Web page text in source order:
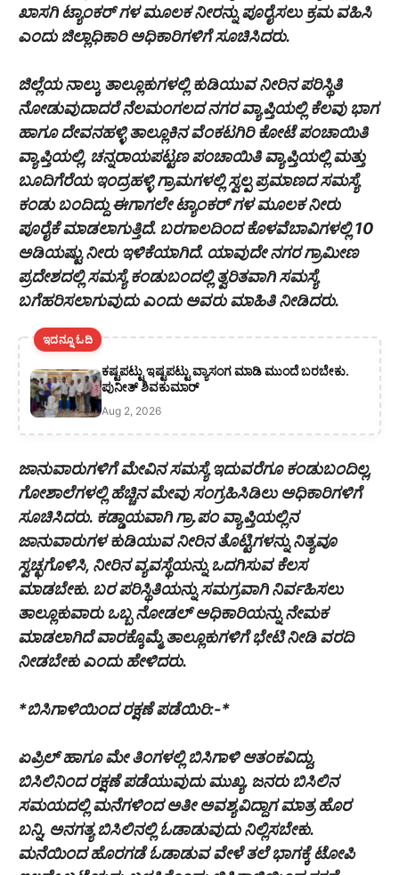
ಖಾಸಗಿ ಟ್ಯಾಂಕರ್ ಗಳ ಮೂಲಕ ನೀರನ್ನು ಪೂರೈಸಲು ಕ್ರಮ ವಹಿಸಿ
ಎಂದು ಜಿಲ್ಲಾಧಿಕಾರಿ ಅಧಿಕಾರಿಗಳಿಗೆ ಸೂಚಿಸಿದರು.
ಜಿಲ್ಲೆಯ ನಾಲ್ಕು ತಾಲ್ಲೂಕುಗಳಲ್ಲಿ ಕುಡಿಯುವ ನೀರಿನ ಪರಿಸ್ಥಿತಿ
ನೋಡುವುದಾದರೆ ನೆಲಮಂಗಲದ ನಗರ ವ್ಯಾಪ್ತಿಯಲ್ಲಿ ಕೆಲವು ಭಾಗ
ಹಾಗೂ ದೇವನಹಳ್ಳಿ ತಾಲ್ಲೂಕಿನ ವೆಂಕಟಗಿರಿ ಕೋಟೆ ಪಂಚಾಯಿತಿ
ವ್ಯಾಪ್ತಿಯಲ್ಲಿ, ಚನ್ನರಾಯಪಟ್ಟಣ ಪಂಚಾಯಿತಿ ವ್ಯಾಪ್ತಿಯಲ್ಲಿ ಮತ್ತು
ಬೂದಿಗೆರೆಯ ಇಂದ್ರಹಳ್ಳಿ ಗ್ರಾಮಗಳಲ್ಲಿ ಸ್ವಲ್ಪ ಪ್ರಮಾಣದ ಸಮಸ್ಯೆ
ಕಂಡು ಬಂದಿದ್ದು ಈಗಾಗಲೇ ಟ್ಯಾಂಕರ್ ಗಳ ಮೂಲಕ ನೀರು
ಪೂರೈಕೆ ಮಾಡಲಾಗುತ್ತಿದೆ. ಬರಗಾಲದಿಂದ ಕೊಳವೆಬಾವಿಗಳಲ್ಲಿ 10
ಅಡಿಯಷ್ಟು ನೀರು ಇಳಿಕೆಯಾಗಿದೆ. ಯಾವುದೇ ನಗರ ಗ್ರಾಮೀಣ
ಪ್ರದೇಶದಲ್ಲಿ ಸಮಸ್ಯೆ ಕಂಡುಬಂದಲ್ಲಿ ತ್ವರಿತವಾಗಿ ಸಮಸ್ಯೆ
ಬಗೆಹರಿಸಲಾಗುವುದು ಎಂದು ಅವರು ಮಾಹಿತಿ ನೀಡಿದರು.
ಇದನ್ನೂ ಓದಿ
ಕಷ್ಟಪಟ್ಟು ಇಷ್ಟಪಟ್ಟು ವ್ಯಾಸಂಗ ಮಾಡಿ ಮುಂದೆ ಬರಬೇಕು.
ಪುನೀತ್ ಶಿವಕುಮಾರ್
Aug 2, 2026
ಜಾನುವಾರುಗಳಿಗೆ ಮೇವಿನ ಸಮಸ್ಯೆ ಇದುವರೆಗೂ ಕಂಡುಬಂದಿಲ್ಲ,
ಗೋಶಾಲೆಗಳಲ್ಲಿ ಹೆಚ್ಚಿನ ಮೇವು ಸಂಗ್ರಹಿಸಿಡಿಲು ಅಧಿಕಾರಿಗಳಿಗೆ
ಸೂಚಿಸಿದರು. ಕಡ್ಡಾಯವಾಗಿ ಗ್ರಾ.ಪಂ ವ್ಯಾಪ್ತಿಯಲ್ಲಿನ
ಜಾನುವಾರುಗಳ ಕುಡಿಯುವ ನೀರಿನ ತೊಟ್ಟಿಗಳನ್ನು ನಿತ್ಯವೂ
ಸ್ವಚ್ಛಗೊಳಿಸಿ, ನೀರಿನ ವ್ಯವಸ್ಥೆಯನ್ನು ಒದಗಿಸುವ ಕೆಲಸ
ಮಾಡಬೇಕು. ಬರ ಪರಿಸ್ಥಿತಿಯನ್ನು ಸಮಗ್ರವಾಗಿ ನಿರ್ವಹಿಸಲು
ತಾಲ್ಲೂಕುವಾರು ಒಬ್ಬ ನೋಡಲ್ ಅಧಿಕಾರಿಯನ್ನು ನೇಮಕ
ಮಾಡಲಾಗಿದೆ ವಾರಕ್ಕೊಮ್ಮೆ ತಾಲ್ಲೂಕುಗಳಿಗೆ ಭೇಟಿ ನೀಡಿ ವರದಿ
ನೀಡಬೇಕು ಎಂದು ಹೇಳಿದರು.
*ಬಿಸಿಗಾಳಿಯಿಂದ ರಕ್ಷಣೆ ಪಡೆಯಿರಿ:-*
ಏಪ್ರಿಲ್ ಹಾಗೂ ಮೇ ತಿಂಗಳಲ್ಲಿ ಬಿಸಿಗಾಳಿ ಆತಂಕವಿದ್ದು,
ಬಿಸಿಲಿನಿಂದ ರಕ್ಷಣೆ ಪಡೆಯುವುದು ಮುಖ್ಯ. ಜನರು ಬಿಸಿಲಿನ
ಸಮಯದಲ್ಲಿ ಮನೆಗಳಿಂದ ಅತೀ ಅವಶ್ಯವಿದ್ದಾಗ ಮಾತ್ರ ಹೊರ
ಬನ್ನಿ, ಅನಗತ್ಯ ಬಿಸಿಲಿನಲ್ಲಿ ಓಡಾಡುವುದು ನಿಲ್ಲಿಸಬೇಕು.
ಮನೆಯಿಂದ ಹೊರಗಡೆ ಓಡಾಡುವ ವೇಳೆ ತಲೆ ಭಾಗಕ್ಕೆ ಟೋಪಿ